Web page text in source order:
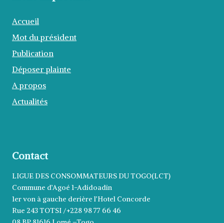
Accueil
Mot du président
Publication
Déposer plainte
A propos
Actualités
Contact
LIGUE DES CONSOMMATEURS DU TOGO(LCT)
Commune d’Agoé 1-Adidoadin
1er von à gauche derière l’Hotel Concorde
Rue 243 TOTSI /+228 98 77 66 46